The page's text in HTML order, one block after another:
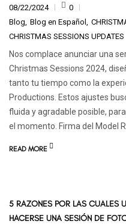
08/22/2024
0
Blog Blog en Español
CHRISTMAS SESSIONS UPDATES
Nos complace anunciar una
Christmas Sessions 2024,
tanto tu tiempo como la
Productions. Estos ajustes
fluida y agradable posible,
el momento. Firma del Model
READ MORE
5 RAZONES POR LAS CUALES
HACERSE UNA SESIÓN DE